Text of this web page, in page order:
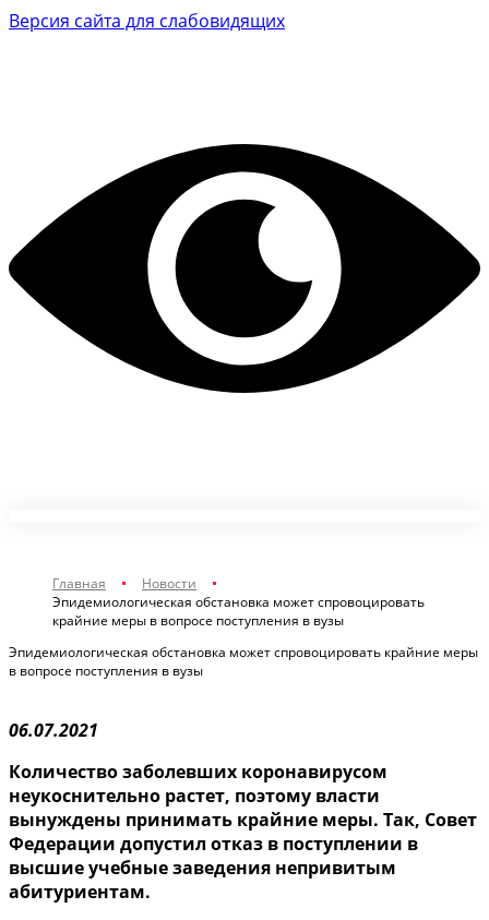
Версия сайта для слабовидящих
Главная
Новости
Эпидемиологическая обстановка может спровоцировать
крайние меры в вопросе поступления в вузы
Эпидемиологическая обстановка может спровоцировать крайние меры
в вопросе поступления в вузы
06.07.2021
Количество заболевших коронавирусом
неукоснительно растет, поэтому власти
вынуждены принимать крайние меры. Так, Совет
Федерации допустил отказ в поступлении в
высшие учебные заведения непривитым
абитуриентам.